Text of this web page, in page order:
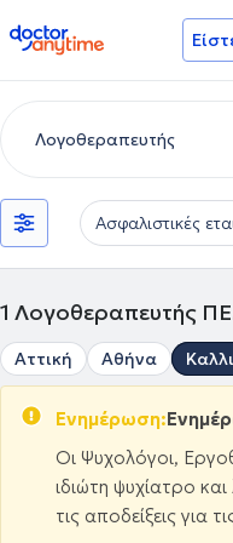
doctoranytime
Ασφαλιστικές
1 Λογοθεραπευτής
Αττική Αθήνα
Ενημέρωση:
Οι Ψυχολόγοι,
ιδιώτη ψυχίατρο
τις αποδείξεις